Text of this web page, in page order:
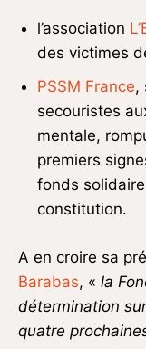
l’association
des victimes
PSSM France,
secouristes
mentale,
premiers
fonds
constitution.
A en croire sa
Barabas, « la
détermination
quatre